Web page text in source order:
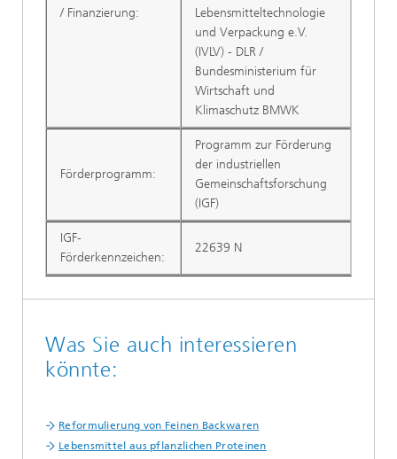
/ Finanzierung:
Lebensmitteltechnologie
und Verpackung e.V.
(IVLV) - DLR /
Bundesministerium für
Wirtschaft und
Klimaschutz BMWK
Förderprogramm:
Programm zur Förderung
der industriellen
Gemeinschaftsforschung
(IGF)
IGF-
Förderkennzeichen:
22639 N
Was Sie auch interessieren
könnte:
Reformulierung von Feinen Backwaren
Lebensmittel aus pflanzlichen Proteinen